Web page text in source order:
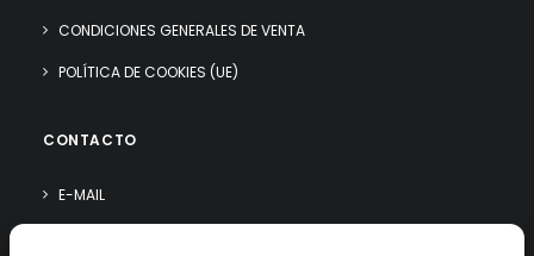
CONDICIONES GENERALES DE VENTA
POLÍTICA DE COOKIES (UE)
CONTACTO
E-MAIL